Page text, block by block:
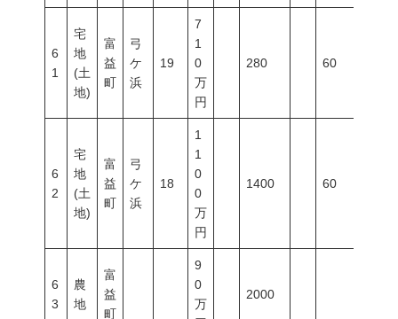
6
1
宅
地
(土
地)
富
益
町
弓
ケ
浜
19
7
1
0
万
円
280 60
6
2
宅
地
(土
地)
富
益
町
弓
ケ
浜
18
1
1
0
0
万
円
1400 60
6
3
農
地
富
益
町
9
0
万
2000